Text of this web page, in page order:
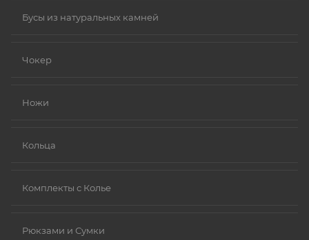
Бусы из натуральных камней
Чокер
Ножи
Кольца
Комплекты с Колье
Рюкзами и Сумки